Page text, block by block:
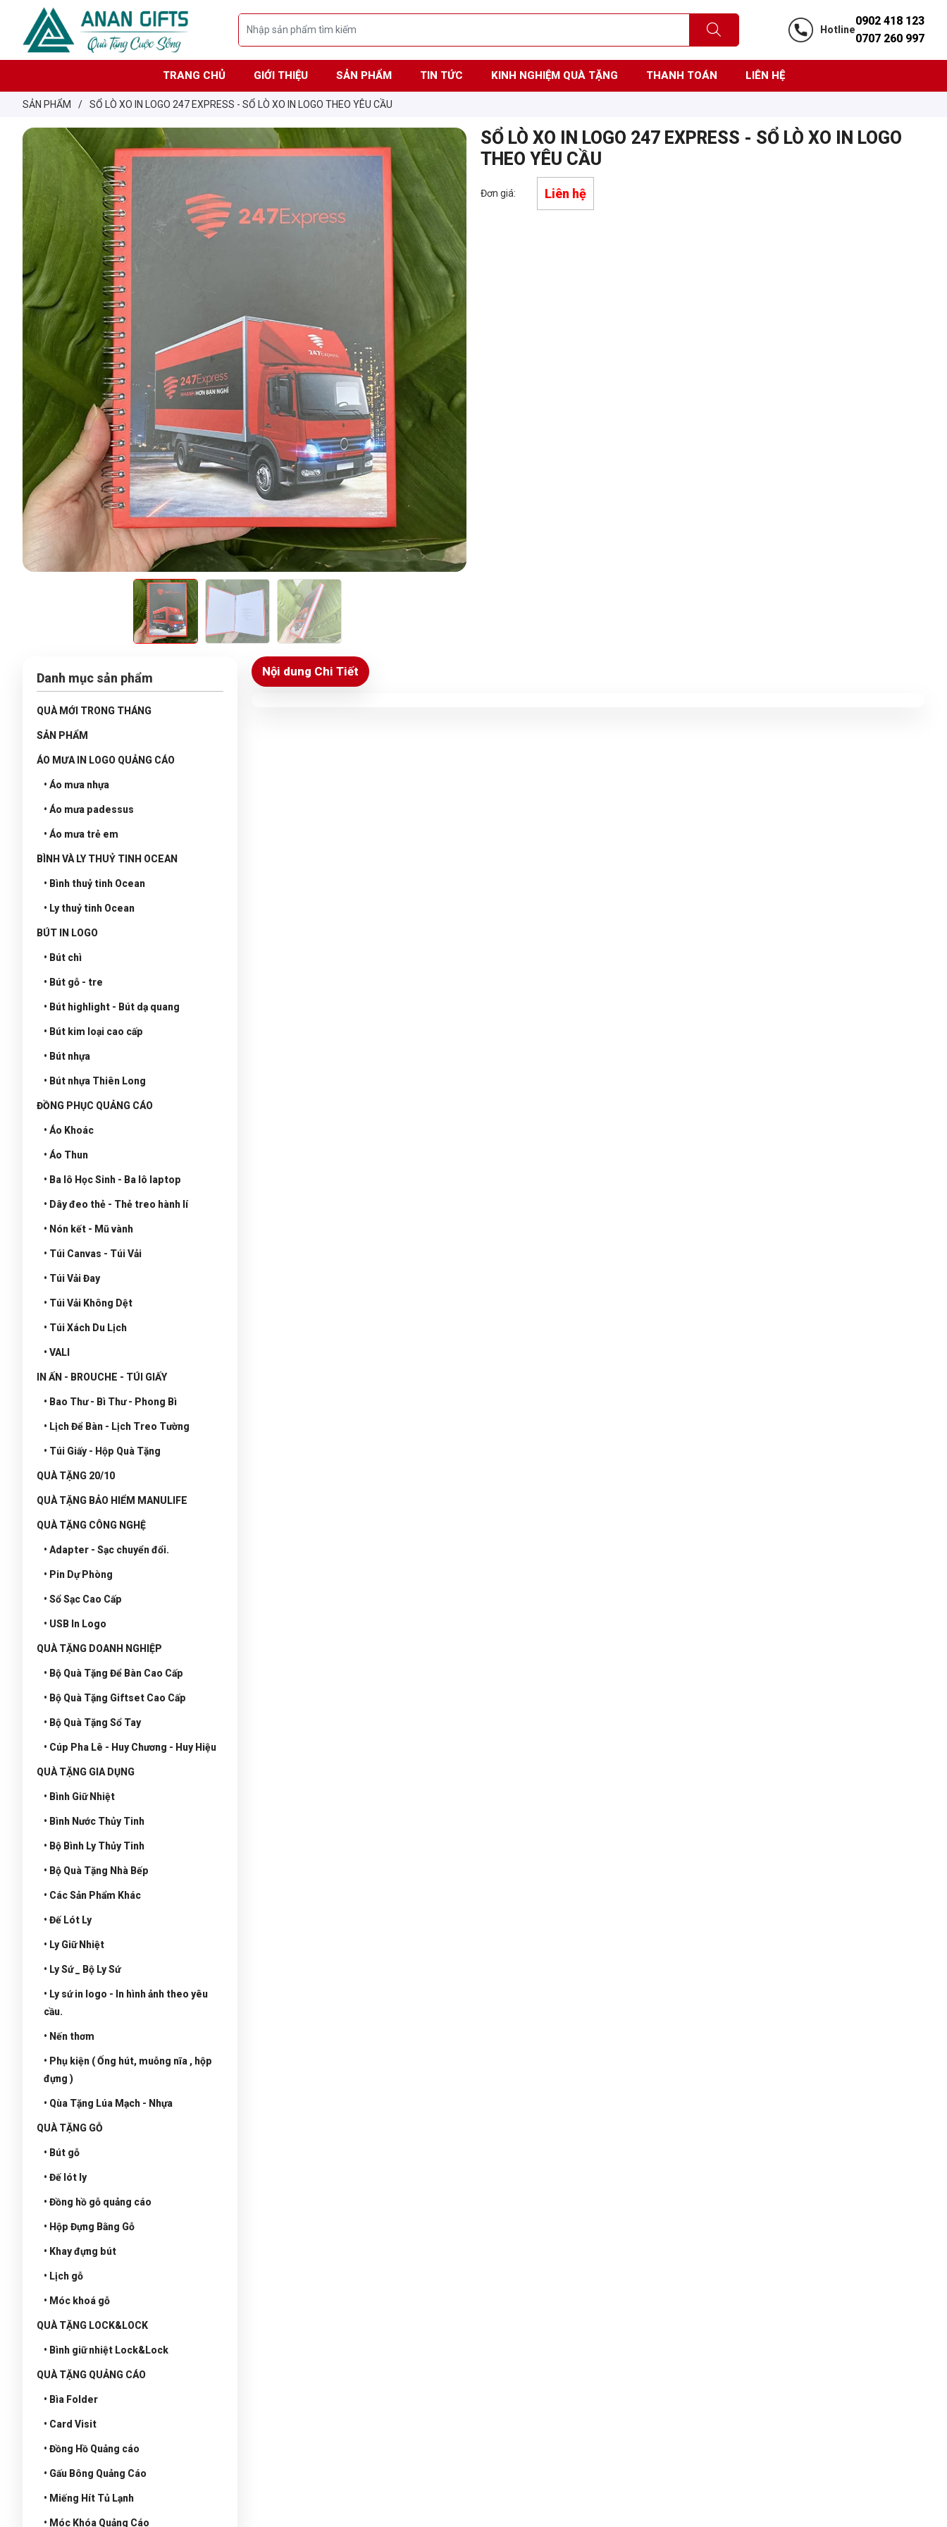
Hotline
0902 418 123
0707 260 997
TRANG CHỦ GIỚI THIỆU SẢN PHẨM TIN TỨC KINH NGHIỆM QUÀ TẶNG THANH TOÁN LIÊN HỆ
SẢN PHẨM / SỔ LÒ XO IN LOGO 247 EXPRESS - SỔ LÒ XO IN LOGO THEO YÊU CẦU
SỔ LÒ XO IN LOGO 247 EXPRESS - SỔ LÒ XO IN LOGO
THEO YÊU CẦU
Đơn giá: Liên hệ
Danh mục sản phẩm
QUÀ MỚI TRONG THÁNG
SẢN PHẨM
ÁO MƯA IN LOGO QUẢNG CÁO
• Áo mưa nhựa
• Áo mưa padessus
• Áo mưa trẻ em
BÌNH VÀ LY THUỶ TINH OCEAN
• Bình thuỷ tinh Ocean
• Ly thuỷ tinh Ocean
BÚT IN LOGO
• Bút chì
• Bút gỗ - tre
• Bút highlight - Bút dạ quang
• Bút kim loại cao cấp
• Bút nhựa
• Bút nhựa Thiên Long
ĐỒNG PHỤC QUẢNG CÁO
• Áo Khoác
• Áo Thun
• Ba lô Học Sinh - Ba lô laptop
• Dây đeo thẻ - Thẻ treo hành lí
• Nón kết - Mũ vành
• Túi Canvas - Túi Vải
• Túi Vải Đay
• Túi Vải Không Dệt
• Túi Xách Du Lịch
• VALI
IN ẤN - BROUCHE - TÚI GIẤY
• Bao Thư - Bì Thư - Phong Bì
• Lịch Để Bàn - Lịch Treo Tường
• Túi Giấy - Hộp Quà Tặng
QUÀ TẶNG 20/10
QUÀ TẶNG BẢO HIỂM MANULIFE
QUÀ TẶNG CÔNG NGHỆ
• Adapter - Sạc chuyển đổi.
• Pin Dự Phòng
• Sổ Sạc Cao Cấp
• USB In Logo
QUÀ TẶNG DOANH NGHIỆP
• Bộ Quà Tặng Để Bàn Cao Cấp
• Bộ Quà Tặng Giftset Cao Cấp
• Bộ Quà Tặng Sổ Tay
• Cúp Pha Lê - Huy Chương - Huy Hiệu
QUÀ TẶNG GIA DỤNG
• Bình Giữ Nhiệt
• Bình Nước Thủy Tinh
• Bộ Bình Ly Thủy Tinh
• Bộ Quà Tặng Nhà Bếp
• Các Sản Phẩm Khác
• Đế Lót Ly
• Ly Giữ Nhiệt
• Ly Sứ _ Bộ Ly Sứ
• Ly sứ in logo - In hình ảnh theo yêu
cầu.
• Nến thơm
• Phụ kiện ( Ống hút, muỗng nĩa , hộp
đựng )
• Qùa Tặng Lúa Mạch - Nhựa
QUÀ TẶNG GỖ
• Bút gỗ
• Đế lót ly
• Đồng hồ gỗ quảng cáo
• Hộp Đựng Bằng Gỗ
• Khay đựng bút
• Lịch gỗ
• Móc khoá gỗ
QUÀ TẶNG LOCK&LOCK
• Bình giữ nhiệt Lock&Lock
QUÀ TẶNG QUẢNG CÁO
• Bìa Folder
• Card Visit
• Đồng Hồ Quảng cáo
• Gấu Bông Quảng Cáo
• Miếng Hít Tủ Lạnh
• Móc Khóa Quảng Cáo
Nội dung Chi Tiết